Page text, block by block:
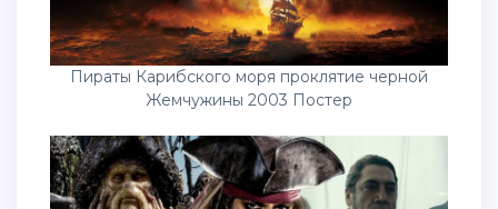
Пираты Карибского моря проклятие черной
Жемчужины 2003 Постер